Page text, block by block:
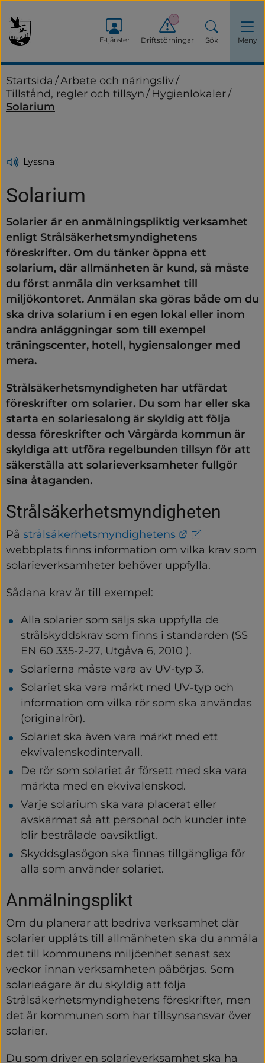
E-tjänster Driftstörningar
1
Sök Meny
Startsida /Arbete och näringsliv/
Tillstånd, regler och tillsyn/ Hygienlokaler/
Solarium
Lyssna
Solarium
Solarier är en anmälningspliktig verksamhet
enligt Strålsäkerhetsmyndighetens
föreskrifter. Om du tänker öppna ett
solarium, där allmänheten är kund, så måste
du först anmäla din verksamhet till
miljökontoret. Anmälan ska göras både om du
ska driva solarium i en egen lokal eller inom
andra anläggningar som till exempel
träningscenter, hotell, hygiensalonger med
mera.
Strålsäkerhetsmyndigheten har utfärdat
föreskrifter om solarier. Du som har eller ska
starta en solariesalong är skyldig att följa
dessa föreskrifter och Vårgårda kommun är
skyldiga att utföra regelbunden tillsyn för att
säkerställa att solarieverksamheter fullgör
sina åtaganden.
Strålsäkerhetsmyndigheten
På strålsäkerhetsmyndighetens
Länk till
webbplats finns information om vilka krav som
solarieverksamheter behöver uppfylla.
Sådana krav är till exempel:
Alla solarier som säljs ska uppfylla de
strålskyddskrav som finns i standarden (SS
EN 60 335-2-27, Utgåva 6, 2010 ).
Solarierna måste vara av UV-typ 3.
Solariet ska vara märkt med UV-typ och
information om vilka rör som ska användas
(originalrör).
Solariet ska även vara märkt med ett
ekvivalenskodintervall.
De rör som solariet är försett med ska vara
märkta med en ekvivalenskod.
Varje solarium ska vara placerat eller
avskärmat så att personal och kunder inte
blir bestrålade oavsiktligt.
Skyddsglasögon ska finnas tillgängliga för
alla som använder solariet.
Anmälningsplikt
Om du planerar att bedriva verksamhet där
solarier upplåts till allmänheten ska du anmäla
det till kommunens miljöenhet senast sex
veckor innan verksamheten påbörjas. Som
solarieägare är du skyldig att följa
Strålsäkerhetsmyndighetens föreskrifter, men
det är kommunen som har tillsynsansvar över
solarier.
Du som driver en solarieverksamhet ska ha